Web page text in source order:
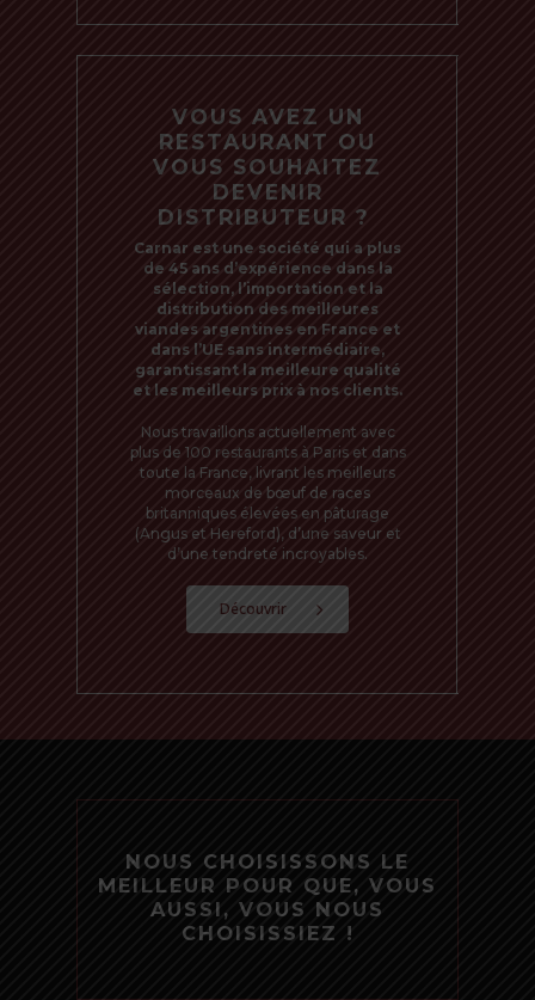
VOUS AVEZ UN
RESTAURANT OU
VOUS SOUHAITEZ
DEVENIR
DISTRIBUTEUR ?
Carnar est une société qui a plus
de 45 ans d’expérience dans la
sélection, l’importation et la
distribution des meilleures
viandes argentines en France et
dans l’UE sans intermédiaire,
garantissant la meilleure qualité
et les meilleurs prix à nos clients.
Nous travaillons actuellement avec
plus de 100 restaurants à Paris et dans
toute la France, livrant les meilleurs
morceaux de bœuf de races
britanniques élevées en pâturage
(Angus et Hereford), d’une saveur et
d’une tendreté incroyables.
Découvrir
NOUS CHOISISSONS LE
MEILLEUR POUR QUE, VOUS
AUSSI, VOUS NOUS
CHOISISSIEZ !